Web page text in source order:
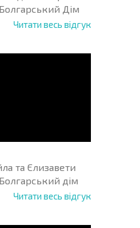
Дім
Читати весь відгук
та Єлизавети
дім
Читати весь відгук